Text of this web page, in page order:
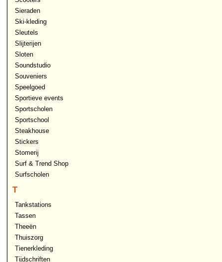
Sieraden
Ski-kleding
Sleutels
Slijterijen
Sloten
Soundstudio
Souveniers
Speelgoed
Sportieve events
Sportscholen
Sportschool
Steakhouse
Stickers
Stomerij
Surf & Trend Shop
Surfscholen
T
Tankstations
Tassen
Theeën
Thuiszorg
Tienerkleding
Tijdschriften